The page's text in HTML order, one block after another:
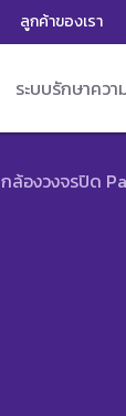
ลูกค้าของเรา
ระบบรักษาคว
กล้องวงจรปิด